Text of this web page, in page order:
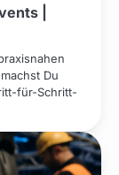
|
Du
für-Schritt-